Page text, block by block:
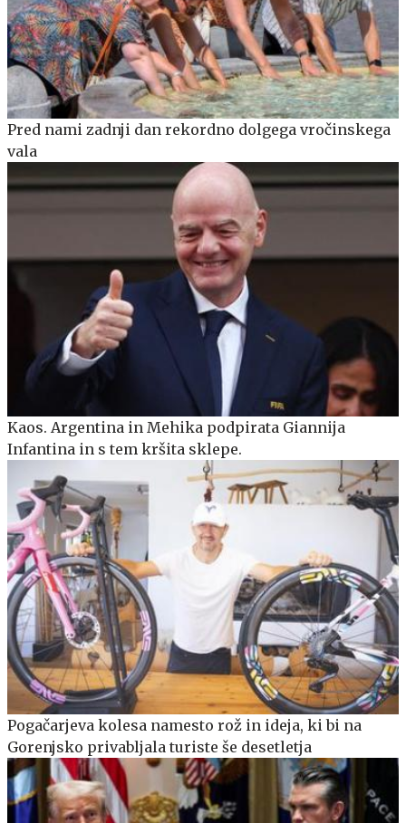
Pred nami zadnji dan rekordno dolgega vročinskega
vala
Kaos. Argentina in Mehika podpirata Giannija
Infantina in s tem kršita sklepe.
Pogačarjeva kolesa namesto rož in ideja, ki bi na
Gorenjsko privabljala turiste še desetletja